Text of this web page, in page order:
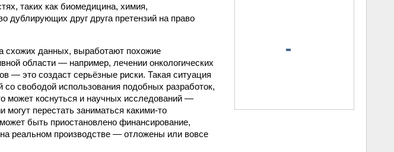
таких как биомедицина, химия,
дублирующих друг друга претензий на право
схожих данных, выработают похожие
области — например, лечении онкологических
— это создаст серьёзные риски. Такая ситуация
со свободой использования подобных разработок,
может коснуться и научных исследований —
перестать заниматься какими-то
быть приостановлено финансирование,
реальном производстве — отложены или вовсе